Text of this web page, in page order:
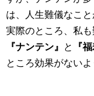
は、人生難儀なこと
実際のところ、私も
『ナンテン』
と 『
ところ効果がない